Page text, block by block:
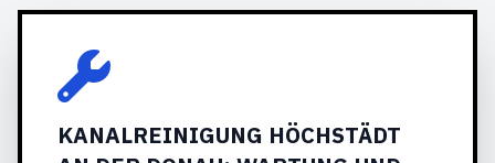
KANALREINIGUNG HÖCHSTÄDT